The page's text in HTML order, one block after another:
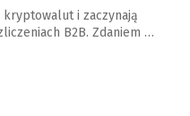
i zaczynają
B2B. Zdaniem …